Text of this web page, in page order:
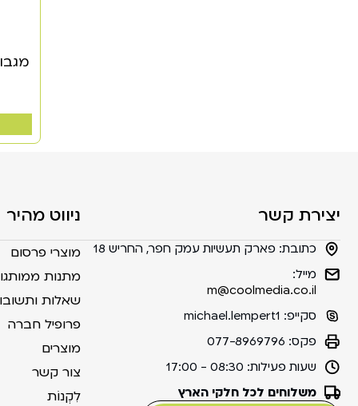
יצירת קשר
כתובת: פארק תעשיות עמק חפר, החריש 18
מייל:
m@coolmedia.co.il
סקייפ: michael.lempert1
פקס: 077-8969796
שעות פעילות: 08:30 - 17:00
משלוחים לכל חלקי הארץ
ניווט מהיר
מוצרי פרסום
מתנות
שאלות
פרופיל חברה
מוצרים
צור קשר
לִקְנוֹת